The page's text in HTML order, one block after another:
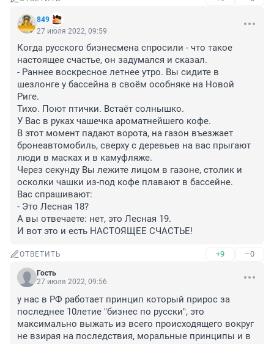
849
27 июля 2022, 09:59
Когда русского бизнесмена спросили - что такое
настоящее счастье, он задумался и сказал.
- Раннее воскресное летнее утро. Вы сидите в
шезлонге у бассейна в своём особняке на Новой
Риге.
Тихо. Поют птички. Встаёт солнышко.
У Вас в руках чашечка ароматнейшего кофе.
В этот момент падают ворота, на газон въезжает
бронеавтомобиль, сверху с деревьев на вас прыгают
люди в масках и в камуфляже.
Через секунду Вы лежите лицом в газоне, столик и
осколки чашки из-под кофе плавают в бассейне.
Вас спрашивают:
- Это Лесная 18?
А вы отвечаете: нет, это Лесная 19.
И вот это и есть НАСТОЯЩЕЕ СЧАСТЬЕ!
ОТВЕТИТЬ +9 –0
Гость
27 июля 2022, 09:56
у нас в РФ работает принцип который прирос за
последнее 10летие "бизнес по русски", это
максимально выжать из всего происходящего вокруг
не взирая на последствия, моральные принципы и в